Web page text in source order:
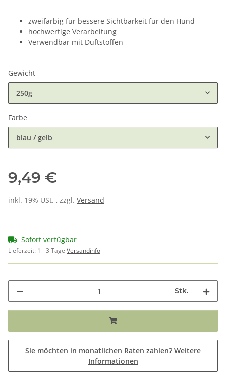
zweifarbig für bessere Sichtbarkeit für den Hund
hochwertige Verarbeitung
Verwendbar mit Duftstoffen
Gewicht
250g
Farbe
blau / gelb
9,49 €
inkl. 19% USt. , zzgl. Versand
Sofort verfügbar
Lieferzeit: 1 - 3 Tage Versandinfo
Stk.
Sie möchten in monatlichen Raten zahlen? Weitere
Informationen